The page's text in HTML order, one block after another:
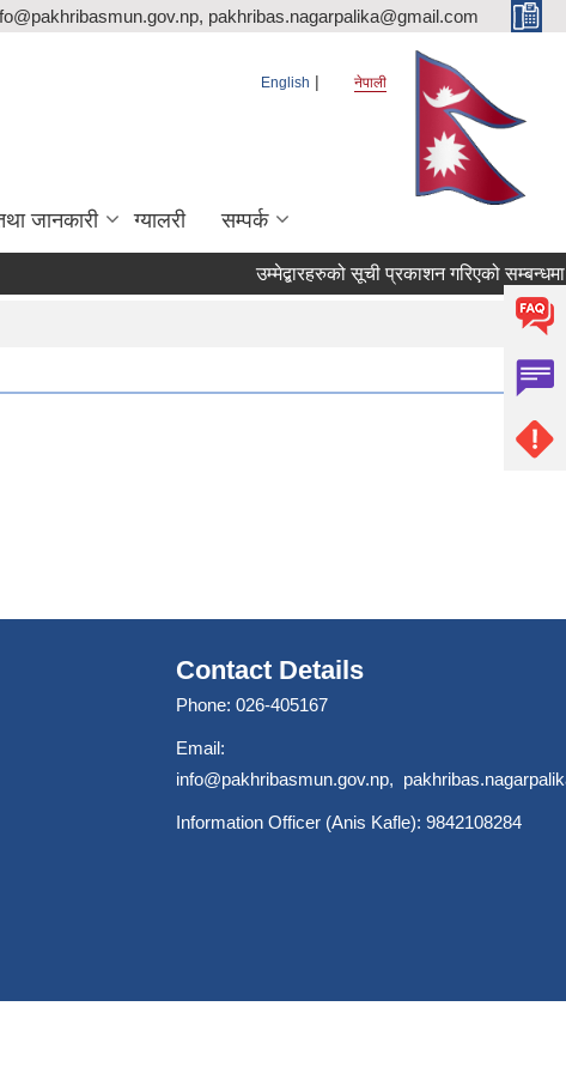
pakhribas.nagarpalika@gmail.com
English नेपाली
जानकारी ग्यालरी सम्पर्क
उम्मेद्बारहरुको सूची प्रकाशन गरिएको सम्बन्धमा
Contact Details
Phone: 026-405167
Email:
info@pakhribasmun.gov.np,
Information Officer (Anis Kafle): 9842108284